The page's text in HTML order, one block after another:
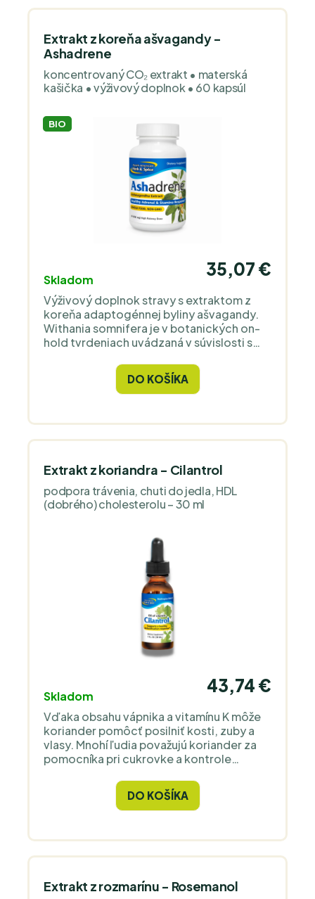
Extrakt z koreňa ašvagandy -
Ashadrene
koncentrovaný CO₂ extrakt • materská
kašička • výživový doplnok • 60 kapsúl
BIO
Skladom
35,07 €
Výživový doplnok stravy s extraktom z
koreňa adaptogénnej byliny ašvagandy.
Withania somnifera je v botanických on-
hold tvrdeniach uvádzaná v súvislosti s
pohodou, relaxáciou, stresom, spánkom,
koncentráciou, únavou, energiou,
vitalitou, výdržou, reprodukčnou
Obsahuje prirodzene sa vyskytujúce
rastlinné látky vrátane withanolidov.
DO KOŠÍKA
Extrakt z koriandra - Cilantrol
podpora trávenia, chuti do jedla, HDL
(dobrého) cholesterolu – 30 ml
Skladom
43,74 €
Vďaka obsahu vápnika a vitamínu K môže
koriander pomôcť posilniť kosti, zuby a
vlasy. Mnohí ľudia považujú koriander za
pomocníka pri cukrovke a kontrole
DO KOŠÍKA
Extrakt z rozmarínu - Rosemanol